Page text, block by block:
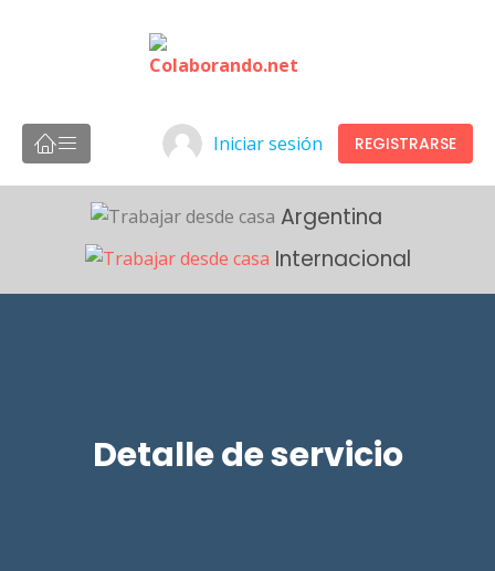
Iniciar sesión REGISTRARSE
Argentina
Internacional
Detalle de servicio